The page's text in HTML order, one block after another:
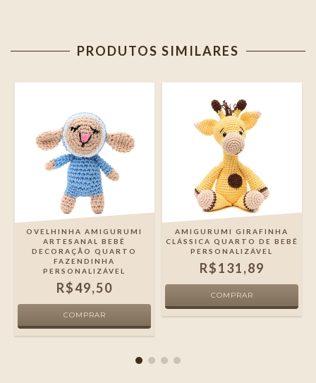
PRODUTOS SIMILARES
OVELHINHA AMIGURUMI
ARTESANAL BEBÊ
DECORAÇÃO QUARTO
FAZENDINHA
PERSONALIZÁVEL
R$49,50
AMIGURUMI GIRAFINHA
CLÁSSICA QUARTO DE BEBÊ
PERSONALIZÁVEL
R$131,89